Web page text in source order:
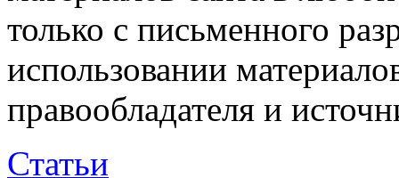
только с письменного
использовании
правообладателя и
Статьи